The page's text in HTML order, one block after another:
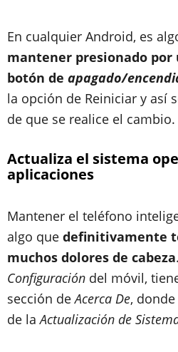
En cualquier Android, es
mantener presionado por
botón de apagado/
la opción de Reiniciar y así
de que se realice el cambio.
Actualiza el sistema
aplicaciones
Mantener el teléfono
algo que definitivamente
muchos dolores de cabeza
Configuración del móvil,
sección deAcerca De,
de la Actualización de